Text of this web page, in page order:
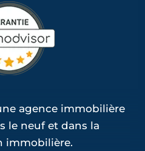
agence immobilière
le neuf et dans la
immobilière.